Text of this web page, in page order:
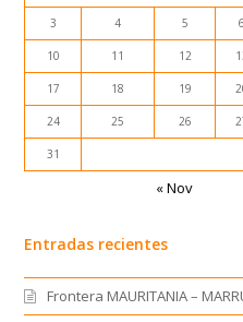
3 4 5 6
10 11 12
17 18 19
24 25 26
31
« Nov
Entradas recientes
Frontera MAURITANIA –